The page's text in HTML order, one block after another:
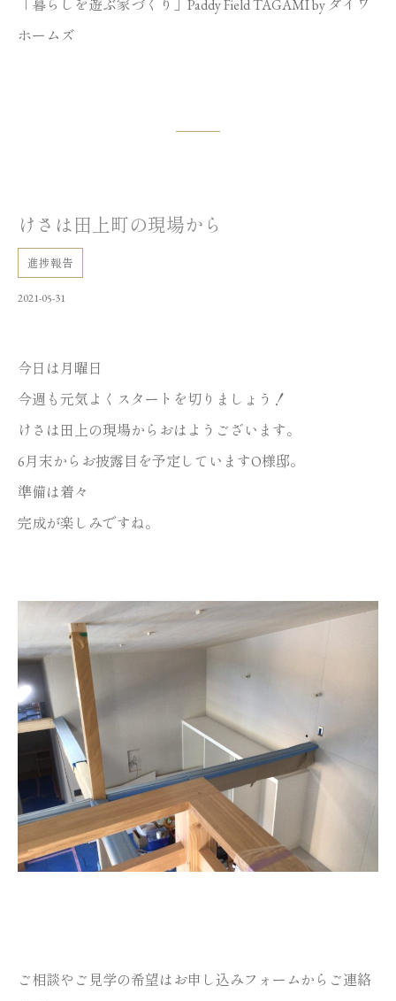
「暮らしを遊ぶ家づくり」Paddy Field TAGAMI by ダイワ
ホームズ
けさは田上町の現場から
進捗報告
2021-05-31
今日は月曜日
今週も元気よくスタートを切りましょう！
けさは田上の現場からおはようございます。
6月末からお披露目を予定していますO様邸。
準備は着々
完成が楽しみですね。
ご相談やご見学の希望はお申し込みフォームからご連絡